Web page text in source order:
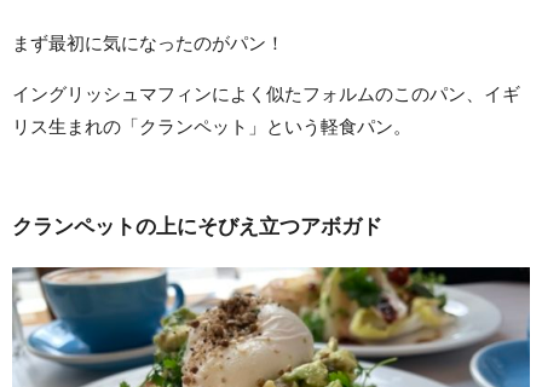
まず最初に気になったのがパン！
イングリッシュマフィンによく似たフォルムのこのパン、イギ
リス生まれの「クランペット」という軽食パン。
クランペットの上にそびえ立つアボガド